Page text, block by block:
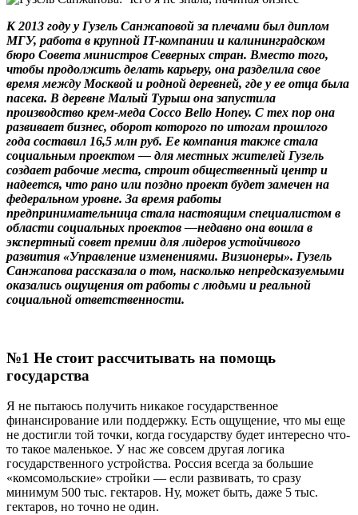
К 2013 году у Гузель Санжаповой за плечами был диплом
МГУ, работа в крупной IT-компании и калининградском
бюро Совета министров Северных стран. Вместо того,
чтобы продолжить делать карьеру, она разделила свое
время между Москвой и родной деревней, где у ее отца была
пасека. В деревне Малый Турыш она запустила
производство крем-меда Cocco Bello Honey. С тех пор она
развивает бизнес, оборот которого по итогам прошлого
года составил 16,5 млн руб. Ее компания также стала
социальным проектом — для местных жителей Гузель
создает рабочие места, строит общественный центр и
надеется, что рано или поздно проект будет замечен на
федеральном уровне. За время работы
предпринимательница стала настоящим специалистом в
области социальных проектов —недавно она вошла в
экспертный совет премии для лидеров устойчивого
развития «Управление изменениями. Визионеры». Гузель
Санжапова рассказала о том, насколько непредсказуемыми
оказались ощущения от работы с людьми и реальной
социальной ответственности.
№1 Не стоит рассчитывать на помощь
государства
Я не пытаюсь получить никакое государственное
финансирование или поддержку. Есть ощущение, что мы еще
не достигли той точки, когда государству будет интересно что-
то такое маленькое. У нас же совсем другая логика
государственного устройства. Россия всегда за большие
«комсомольские» стройки — если развивать, то сразу
минимум 500 тыс. гектаров. Ну, может быть, даже 5 тыс.
гектаров, но точно не один.